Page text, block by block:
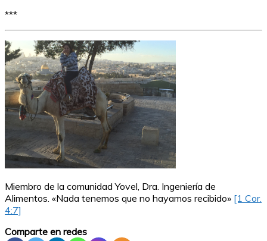
***
Miembro de la comunidad Yovel, Dra. Ingeniería de
Alimentos. «Nada tenemos que no hayamos recibido» [1 Cor.
4:7]
Comparte en redes